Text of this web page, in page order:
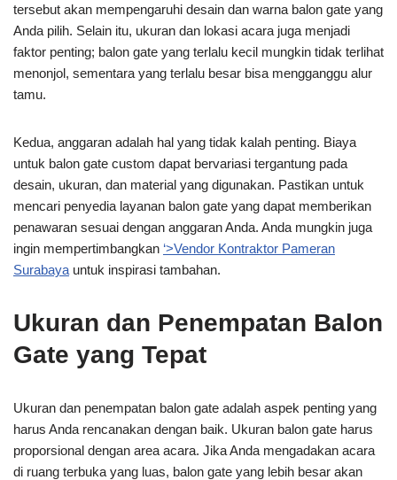
tersebut akan mempengaruhi desain dan warna balon gate yang
Anda pilih. Selain itu, ukuran dan lokasi acara juga menjadi
faktor penting; balon gate yang terlalu kecil mungkin tidak terlihat
menonjol, sementara yang terlalu besar bisa mengganggu alur
tamu.
Kedua, anggaran adalah hal yang tidak kalah penting. Biaya
untuk balon gate custom dapat bervariasi tergantung pada
desain, ukuran, dan material yang digunakan. Pastikan untuk
mencari penyedia layanan balon gate yang dapat memberikan
penawaran sesuai dengan anggaran Anda. Anda mungkin juga
ingin mempertimbangkan ‘>Vendor Kontraktor Pameran
Surabaya untuk inspirasi tambahan.
Ukuran dan Penempatan Balon
Gate yang Tepat
Ukuran dan penempatan balon gate adalah aspek penting yang
harus Anda rencanakan dengan baik. Ukuran balon gate harus
proporsional dengan area acara. Jika Anda mengadakan acara
di ruang terbuka yang luas, balon gate yang lebih besar akan